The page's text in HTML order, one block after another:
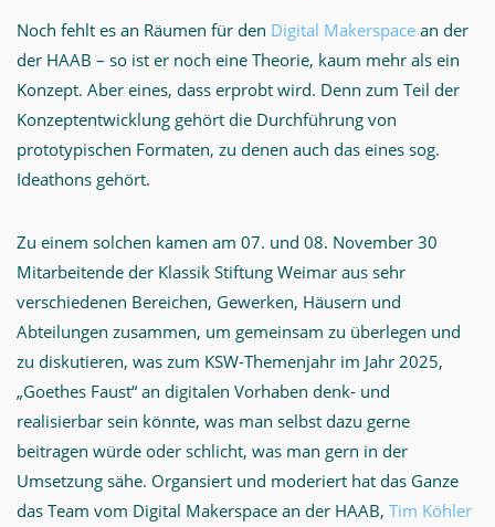
Noch fehlt es an Räumen für den Digital Makerspace an der
der HAAB – so ist er noch eine Theorie, kaum mehr als ein
Konzept. Aber eines, dass erprobt wird. Denn zum Teil der
Konzeptentwicklung gehört die Durchführung von
prototypischen Formaten, zu denen auch das eines sog.
Ideathons gehört.
Zu einem solchen kamen am 07. und 08. November 30
Mitarbeitende der Klassik Stiftung Weimar aus sehr
verschiedenen Bereichen, Gewerken, Häusern und
Abteilungen zusammen, um gemeinsam zu überlegen und
zu diskutieren, was zum KSW-Themenjahr im Jahr 2025,
„Goethes Faust“ an digitalen Vorhaben denk- und
realisierbar sein könnte, was man selbst dazu gerne
beitragen würde oder schlicht, was man gern in der
Umsetzung sähe. Organsiert und moderiert hat das Ganze
das Team vom Digital Makerspace an der HAAB, Tim Köhler